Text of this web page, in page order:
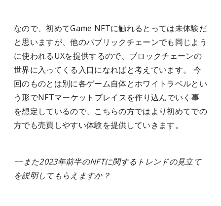
なので、初めてGame NFTに触れるとっては未体験だ
と思いますが、他のパブリックチェーンでも同じよう
に使われるUXを提供するので、ブロックチェーンの
世界に入ってくる入口になればと考えています。 今
回のものとは別に各ゲーム自体とホワイトラベルとい
う形でNFTマーケットプレイスを作り込んでいく事
を想定しているので、こちらの方ではより初めてでの
方でも売買しやすい体験を提供していきます。
−−また2023年前半のNFTに関するトレンドの見立て
を説明してもらえますか？